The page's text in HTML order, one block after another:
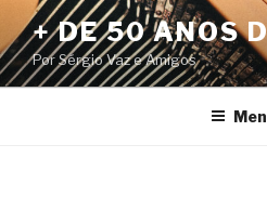
Pular
para
o
conteúdo
+ DE 50 ANOS
Por Sérgio Vaz e Amigos